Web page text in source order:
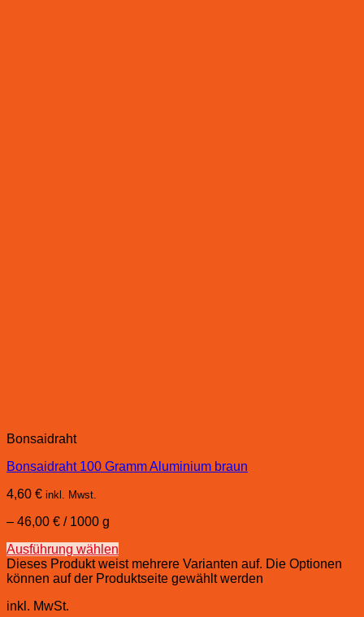
Bonsaidraht
Bonsaidraht 100 Gramm Aluminium braun
4,60 € inkl. Mwst.
– 46,00 € / 1000 g
Ausführung wählen
Dieses Produkt weist mehrere Varianten auf. Die Optionen
können auf der Produktseite gewählt werden
inkl. MwSt.